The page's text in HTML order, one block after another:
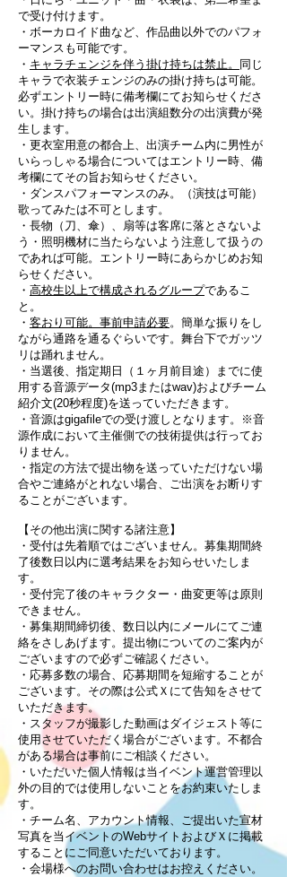
で受け付けます。
・ボーカロイド曲など、作品曲以外でのパフォ
ーマンスも可能です。
・ キャラチェンジを伴う掛け持ちは禁止。
同じ
キャラで衣装チェンジのみの掛け持ちは可能。
必ずエントリー時に備考欄にてお知らせくださ
い。掛け持ちの場合は出演組数分の出演費が発
生します。
・更衣室用意の都合上、出演チーム内に男性が
いらっしゃる場合についてはエントリー時、備
考欄にてその旨お知らせください。
・ダンスパフォーマンスのみ。（演技は可能）
歌ってみたは不可とします。
・長物（刀、傘）、扇等は客席に落とさないよ
う・照明機材に当たらないよう注意して扱うの
であれば可能。エントリー時にあらかじめお知
らせください。
・ 高校生以上で構成されるグループであるこ
と。
・ 客おり可能。事前申請必要。簡単な振りをし
ながら通路を通るぐらいです。舞台下でガッツ
リは踊れません。
・当選後、指定期日（１ヶ月前目途）までに使
用する音源データ(mp3またはwav)およびチーム
紹介文(20秒程度)を送っていただきます。
・音源はgigafileでの受け渡しとなります。※音
源作成において主催側での技術提供は行ってお
りません。
・指定の方法で提出物を送っていただけない場
合やご連絡がとれない場合、ご出演をお断りす
ることがございます。
【その他出演に関する諸注意】
・受付は先着順ではございません。募集期間終
了後数日以内に選考結果をお知らせいたしま
す。​
​・受付完了後のキャラクター・曲変更等は原則
できません。
・募集期間締切後、数日以内にメールにてご連
絡をさしあげます。提出物についてのご案内が
ございますので必ずご確認ください。
・応募多数の場合、応募期間を短縮することが
ございます。その際は公式Ｘにて告知をさせて
いただきます。
・スタッフが撮影した動画はダイジェスト等に
使用させていただく場合がございます。不都合
がある場合は事前にご相談ください。​
・いただいた個人情報は当イベント運営管理以
外の目的では使用しないことをお約束いたしま
す。
・チーム名、アカウント情報、ご提出いた宣材
写真を当イベントのWebサイトおよびＸに掲載
することにご同意いただいております。
・会場様へのお問い合わせはお控えください。